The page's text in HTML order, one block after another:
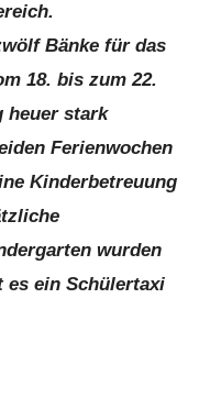
Bänke für das
18. bis zum 22.
heuer stark
Ferienwochen
Kinderbetreuung
wurden
es ein Schülertaxi